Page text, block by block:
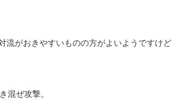
流がおきやすいものの方がよいようですけど
混ぜ攻撃。